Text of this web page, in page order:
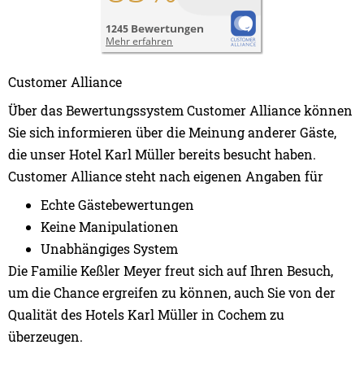
Customer Alliance
Über das Bewertungssystem Customer Alliance können
Sie sich informieren über die Meinung anderer Gäste,
die unser Hotel Karl Müller bereits besucht haben.
Customer Alliance steht nach eigenen Angaben für
Echte Gästebewertungen
Keine Manipulationen
Unabhängiges System
Die Familie Keßler Meyer freut sich auf Ihren Besuch,
um die Chance ergreifen zu können, auch Sie von der
Qualität des Hotels Karl Müller in Cochem zu
überzeugen.